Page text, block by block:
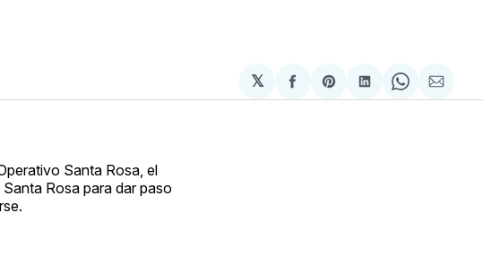
𝕏
Compartir
en
Share
on
Compartir
en
Share
on
via
Santa Rosa, el
Rosa para dar paso